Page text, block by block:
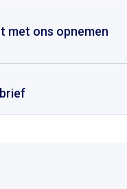
met ons opnemen